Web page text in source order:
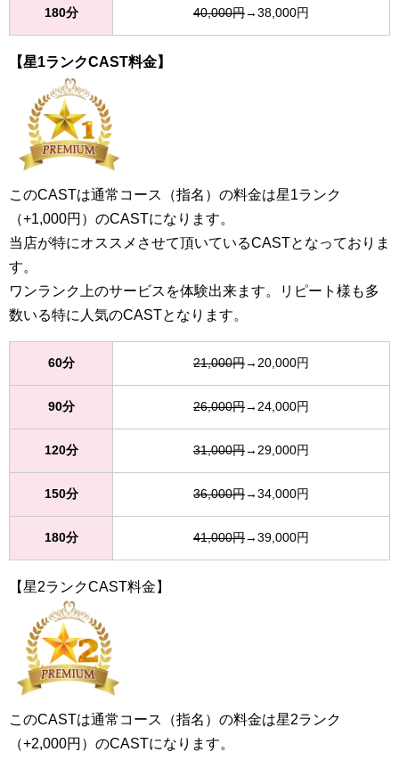
180分 40,000円→38,000円
【星1ランクCAST料金】
このCASTは通常コース（指名）の料金は星1ランク
（+1,000円）のCASTになります。
当店が特にオススメさせて頂いているCASTとなっておりま
す。
ワンランク上のサービスを体験出来ます。リピート様も多
数いる特に人気のCASTとなります。
60分 21,000円→20,000円
90分 26,000円→24,000円
120分 31,000円→29,000円
150分 36,000円→34,000円
180分 41,000円→39,000円
【星2ランクCAST料金】
このCASTは通常コース（指名）の料金は星2ランク
（+2,000円）のCASTになります。